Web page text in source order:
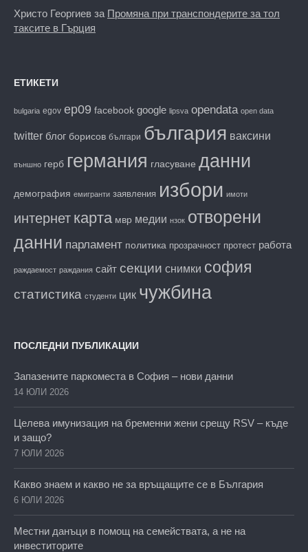
Христо Георгиев за Промяна при транспондерите за тол
таксите в Гърция
ЕТИКЕТИ
bulgaria egov ep09 facebook google lipsva opendata open data
twitter блог борисов българи българия ваксини
външно герб германия гласуване данни
демография емигранти заявления избори имоти
интернет карта мвр медии нзок отворени
данни парламент политика прозрачност протест работа
раждаемост раждания сайт секции снимки софия
статистика студенти цик чужбина
ПОСЛЕДНИ ПУБЛИКАЦИИ
Запазените паркоместа в София – нови данни
14 ЮЛИ 2026
Целева имунизация на бременни жени срещу RSV – къде
и защо?
7 ЮЛИ 2026
Какво знаем и какво не за връщащите се в България
6 ЮЛИ 2026
Местни данъци в помощ на семействата, а не на
инвеститорите